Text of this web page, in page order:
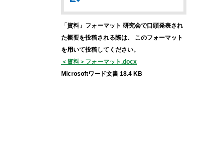
「資料」フォーマット 研究会で口頭発表され
た概要を投稿される際は、
このフォーマット
を用いて投稿してください。
＜資料＞フォーマット.docx
Microsoftワード文書 18.4 KB